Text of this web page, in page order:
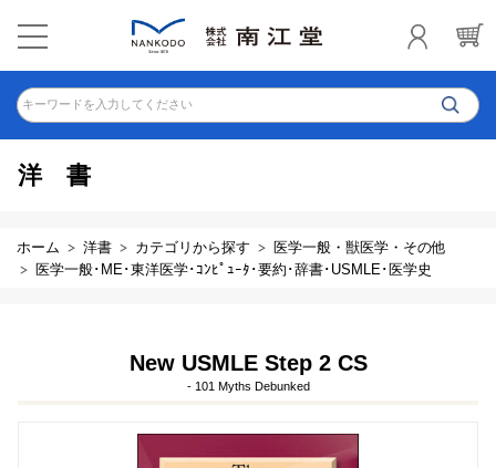
キーワードを入力してください
洋書
ホーム 洋書 カテゴリから探す
医学一般・獣医学・その他
医学一般･ME･東洋医学･ｺﾝﾋﾟｭｰﾀ･要約･辞書･USMLE･医学史
New USMLE Step 2 CS
- 101 Myths Debunked